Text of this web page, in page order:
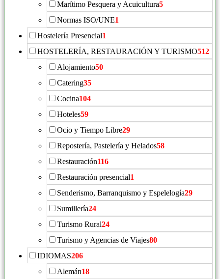
Marítimo Pesquera y Acuicultura5
Normas ISO/UNE1
Hostelería Presencial1
HOSTELERÍA, RESTAURACIÓN Y TURISMO512
Alojamiento50
Catering35
Cocina104
Hoteles59
Ocio y Tiempo Libre29
Repostería, Pastelería y Helados58
Restauración116
Restauración presencial1
Senderismo, Barranquismo y Espelelogía29
Sumillería24
Turismo Rural24
Turismo y Agencias de Viajes80
IDIOMAS206
Alemán18